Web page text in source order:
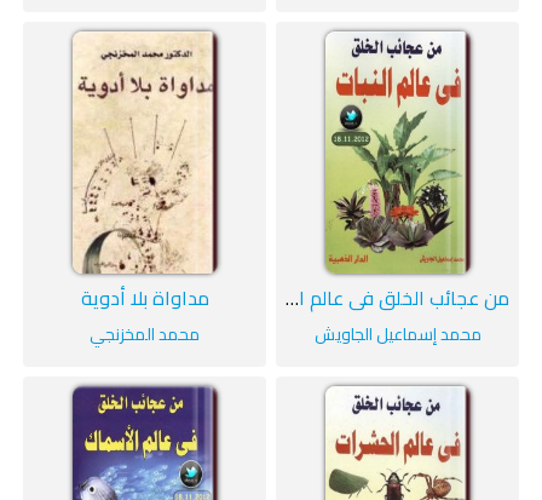
من عجائب الخلق في عالم النبات
محمد إسماعيل الجاويش
مداواة بلا أدوية
محمد المخزنجي